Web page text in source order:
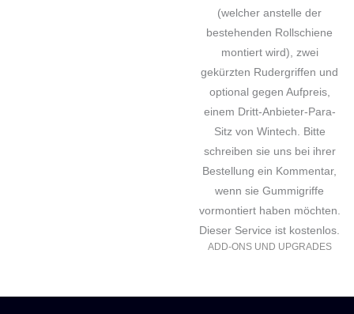
(welcher anstelle der
bestehenden Rollschiene
montiert wird), zwei
gekürzten Rudergriffen und
optional gegen Aufpreis,
einem Dritt-Anbieter-Para-
Sitz von Wintech. Bitte
schreiben sie uns bei ihrer
Bestellung ein Kommentar,
wenn sie Gummigriffe
vormontiert haben möchten.
Dieser Service ist kostenlos.
ADD-ONS UND UPGRADES